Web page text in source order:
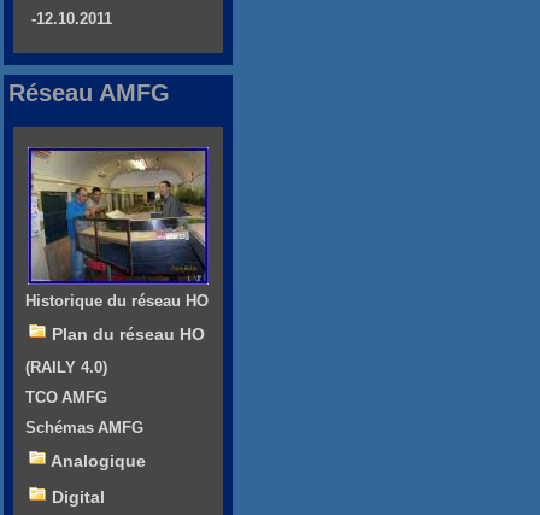
-12.10.2011
Réseau AMFG
Historique du réseau HO
Plan du réseau HO
(RAILY 4.0)
TCO AMFG
Schémas AMFG
Analogique
Digital